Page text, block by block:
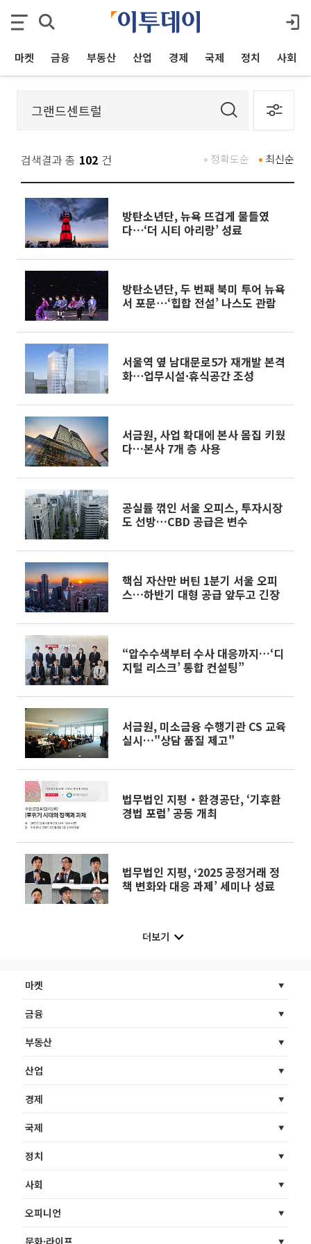
마켓 금융 부동산 산업 경제 국제 정치 사회
검색결과 총 102 건 최신순
정확도순
방탄소년단, 뉴욕 뜨겁게 물들였
다⋯‘더 시티 아리랑’ 성료
방탄소년단, 두 번째 북미 투어 뉴욕
서 포문⋯‘힙합 전설’ 나스도 관람
서울역 옆 남대문로5가 재개발 본격
화⋯업무시설·휴식공간 조성
서금원, 사업 확대에 본사 몸집 키웠
다…본사 7개 층 사용
공실률 꺾인 서울 오피스, 투자시장
도 선방…CBD 공급은 변수
핵심 자산만 버틴 1분기 서울 오피
스…하반기 대형 공급 앞두고 긴장
“압수수색부터 수사 대응까지…‘디
지털 리스크’ 통합 컨설팅”
서금원, 미소금융 수행기관 CS 교육
실시…"상담 품질 제고"
법무법인 지평‧환경공단, ‘기후환
경법 포럼’ 공동 개최
법무법인 지평, ‘2025 공정거래 정
책 변화와 대응 과제’ 세미나 성료
더보기
마켓
금융
부동산
산업
경제
국제
정치
사회
오피니언
문화·라이프